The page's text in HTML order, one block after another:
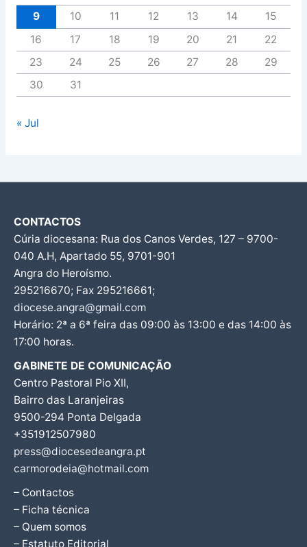
9
10 11 12 13 14
15
16
17 18 19 20 21
22
23
24 25 26 27 28
29
30
31
« Jul
CONTACTOS
Cúria diocesana: Rua dos Canos Verdes, 127 – 9700-
040 A.H, Apartado 55, 9701-901
Angra do Heroísmo.
295216670; Fax 295216661;
diocese.angra@gmail.com
Horário: 2ª a 6ª feira das 09:00 às 13:00 e das 14:00 às
17:00 horas.
GABINETE DE COMUNICAÇÃO
Centro Pastoral Pio XII,
Bairro das Laranjeiras
9500-294 Ponta Delgada
+351912507980
press@diocesedeangra.pt
carmorodeia@hotmail.com
– Contactos
– Ficha técnica
– Quem somos
– Estatuto Editorial